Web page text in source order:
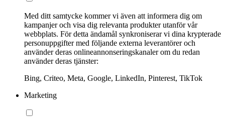
Med ditt samtycke kommer vi även att informera dig om
kampanjer och visa dig relevanta produkter utanför vår
webbplats. För detta ändamål synkroniserar vi dina krypterade
personuppgifter med följande externa leverantörer och
använder deras onlineannonseringskanaler om du redan
använder deras tjänster:
Bing, Criteo, Meta, Google, LinkedIn, Pinterest, TikTok
Marketing